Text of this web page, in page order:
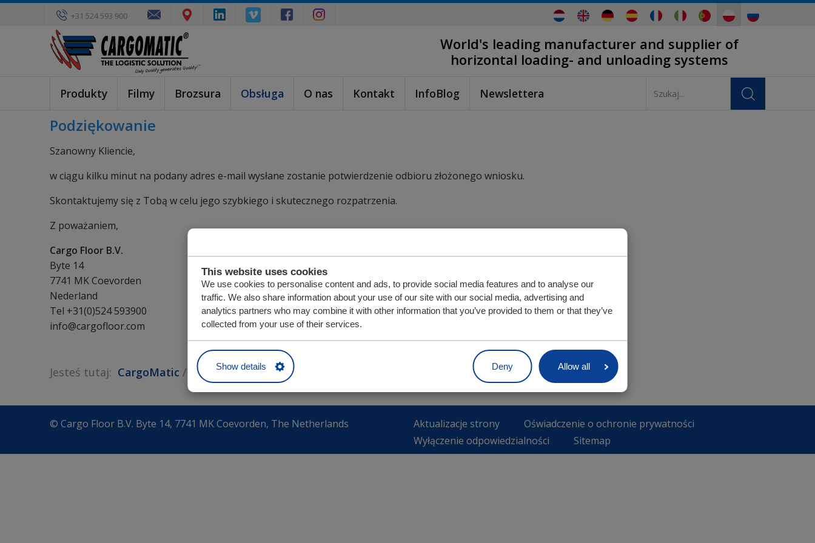
This website uses cookies
We use cookies to personalise content and ads, to provide social media features and to analyse our
traffic. We also share information about your use of our site with our social media, advertising and
analytics partners who may combine it with other information that you’ve provided to them or that they’ve
collected from your use of their services.
Show details Deny Allow all
+31 524 593 900
World's leading manufacturer and supplier of
horizontal loading- and unloading systems
Produkty Filmy Brozsura Obsługa O nas Kontakt InfoBlog Newslettera
Podziękowanie
Szanowny Kliencie,
w ciągu kilku minut na podany adres e-mail wysłane zostanie potwierdzenie odbioru złożonego wniosku.
Skontaktujemy się z Tobą w celu jego szybkiego i skutecznego rozpatrzenia.
Z poważaniem,
Cargo Floor B.V.
Byte 14
7741 MK Coevorden
Nederland
Tel +31(0)524 593900
info@cargofloor.com
Jesteś tutaj: CargoMatic Obsługa Podziękowanie za złożenie wniosku gwarancyjnego
© Cargo Floor B.V. Byte 14, 7741 MK Coevorden, The Netherlands Aktualizacje strony
Oświadczenie o ochronie prywatności
Wyłączenie odpowiedzialności
Sitemap